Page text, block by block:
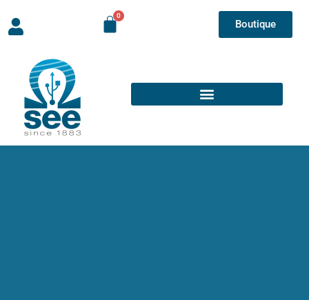
Boutique